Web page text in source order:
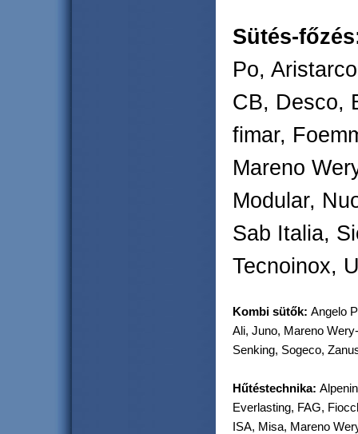
Sütés-
Po,
CB, Desco,
fimar,
Mareno
Modular,
Sab Italia,
Tecnoinox,
Kombi sütők: Angelo
Ali, Juno, Mareno
Senking, Sogeco,
Hűtéstechnika:
Everlasting, FAG,
ISA, Misa, Mareno